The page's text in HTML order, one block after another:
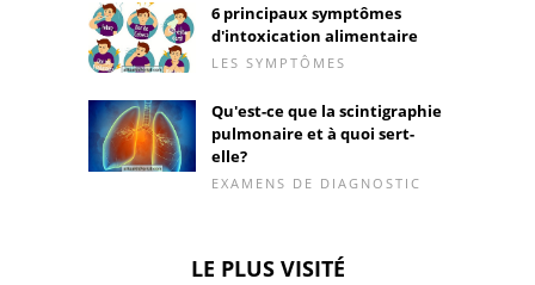
6 principaux symptômes
d'intoxication alimentaire
LES SYMPTÔMES
Qu'est-ce que la scintigraphie
pulmonaire et à quoi sert-
elle?
EXAMENS DE DIAGNOSTIC
LE PLUS VISITÉ